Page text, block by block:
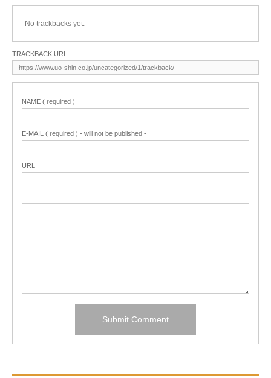
No trackbacks yet.
TRACKBACK URL
NAME ( required )
E-MAIL ( required ) - will not be published -
URL